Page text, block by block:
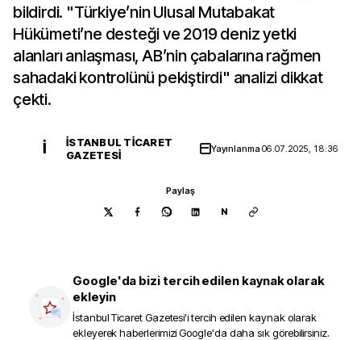
bildirdi. "Türkiye’nin Ulusal Mutabakat
Hükümeti’ne desteği ve 2019 deniz yetki
alanları anlaşması, AB’nin çabalarına rağmen
sahadaki kontrolünü pekiştirdi" analizi dikkat
çekti.
İ
İSTANBUL TICARET
GAZETESI
Yayınlanma06.07.2025, 18:36
Paylaş
N
Google'da bizi tercih edilen kaynak olarak
ekleyin
İstanbul Ticaret Gazetesi'i tercih edilen kaynak olarak
ekleyerek haberlerimizi Google'da daha sık görebilirsiniz.